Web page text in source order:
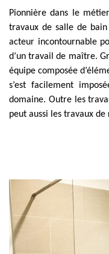
Pionnière dans le
travaux de salle de
acteur incontournable
d’un travail de maître.
équipe composée
s’est facilement
domaine. Outre les
peut aussi les travaux de